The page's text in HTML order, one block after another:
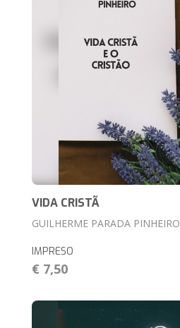
VIDA CRISTÃ
GUILHERME PARADA PINHEIRO
IMPRESO
€ 7,50